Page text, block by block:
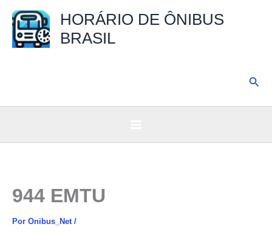
para
HORÁRIO DE ÔNIBUS
BRASIL
944 EMTU
Por Onibus_Net /